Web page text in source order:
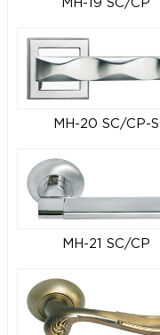
MH-19 SC/CP
MH-20 SC/CP-S
MH-21 SC/CP